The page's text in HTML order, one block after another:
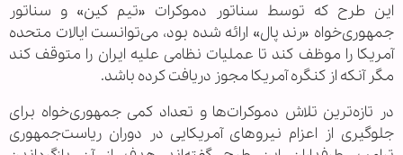
این طرح که توسط سناتور دموکرات «تیم کین» و سناتور
جمهوری‌خواه «رند پال» ارائه شده بود، می‌توانست ایالات متحده
آمریکا را موظف کند تا عملیات نظامی علیه ایران را متوقف کند
مگر آنکه از کنگره آمریکا مجوز دریافت کرده باشد.
در تازه‌ترین تلاش دموکرات‌ها و تعداد کمی جمهوری‌خواه برای
جلوگیری از اعزام نیروهای آمریکایی در دوران ریاست‌جمهوری